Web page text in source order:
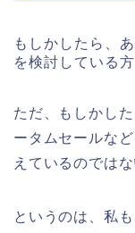
もしかしたら、
を検討している
ただ、もしかし
ータムセールな
えているのでは
というのは、私